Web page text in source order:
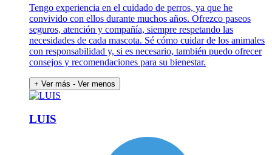
Tengo experiencia en el cuidado de perros, ya que he
convivido con ellos durante muchos años. Ofrezco paseos
seguros, atención y compañía, siempre respetando las
necesidades de cada mascota. Sé cómo cuidar de los animales
con responsabilidad y, si es necesario, también puedo ofrecer
consejos y recomendaciones para su bienestar.
+ Ver más - Ver menos
LUIS